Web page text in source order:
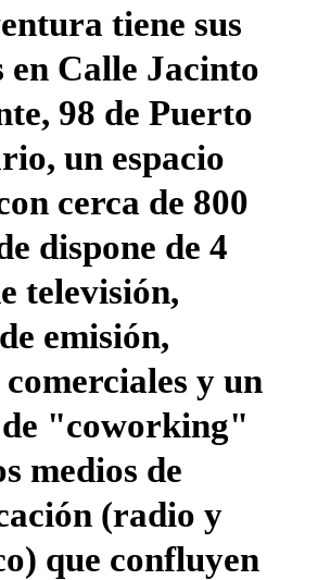
tiene sus
en Calle Jacinto
98 de Puerto
un espacio
cerca de 800
dispone de 4
televisión,
emisión,
y un
de "coworking"
medios de
(radio y
que confluyen